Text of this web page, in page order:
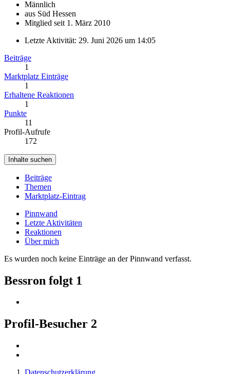
Männlich
aus Süd Hessen
Mitglied seit 1. März 2010
Letzte Aktivität: 29. Juni 2026 um 14:05
Beiträge
1
Marktplatz Einträge
1
Erhaltene Reaktionen
1
Punkte
11
Profil-Aufrufe
172
Inhalte suchen
Beiträge
Themen
Marktplatz-Eintrag
Pinnwand
Letzte Aktivitäten
Reaktionen
Über mich
Es wurden noch keine Einträge an der Pinnwand verfasst.
Bessron folgt 1
Profil-Besucher 2